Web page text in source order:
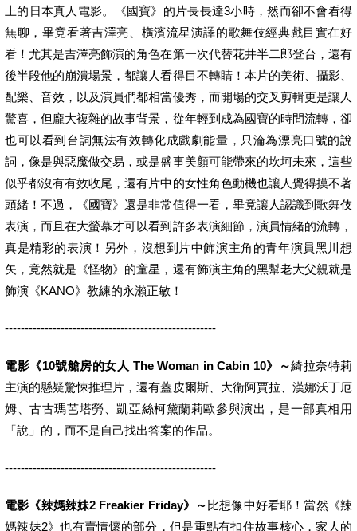
上的日本真人電影。《國寶》的片長長達3小時，然而卻不會看得
無聊，畢竟看著吉澤亮、橫濱流星演譯的歌舞伎經典戲目實在好
看！尤其是吉澤亮飾演的角色在第一次代替花井半二郎登台，還有
後半段他的崩潰場景，都讓人看得目不轉睛！本片的美術、攝影、
配樂、音效，以及演員們都相當優秀，而開場的交叉剪輯更是讓人
驚喜，但龐大複雜的故事背景，從年輕到成為國寶的時間流轉，卻
也可以看到台詞無法有效轉化成戲劇能量，只淪為漂亮口號的說
詞，像是與惡魔做交易，或是盛事美顏可能帶來的坎坷未來，這些
似乎都沒有有效收尾，還有片中的女性角色動機也讓人覺得摸不著
頭緒！不過，《國寶》還是非常值得一看，畢竟讓人認識到歌舞伎
表演，而且在大螢幕才可以看到許多表演細節，演員情緒的流轉，
真是精彩的表演！另外，沒想到片中飾演主角的青年演員黑川想
矢，竟然就是《怪物》的童星，還有飾演主角的黑幫老大父親就是
飾演《KANO》教練的永瀨正敏！
-----------------------------------------------------
電影《10號艙房的女人 The Woman in Cabin 10》～綺拉奈特莉
主演的懸疑驚悚推理片，還有蓋皮爾斯、大衛阿賈拉、漢娜沃丁厄
姆、古古瑪芭塔勞、凱亞絲柯黛蘭莉歐參與演出，是一部真相用
「說」的，而不是自己找出答案的作品。
-----------------------------------------------------
電影《辣媽辣妹2 Freakier Friday》～ 比想像中好看耶！當然《辣
媽辣妹2》也有賣情懷的部分，但是重點有扣住故事核心，家人的